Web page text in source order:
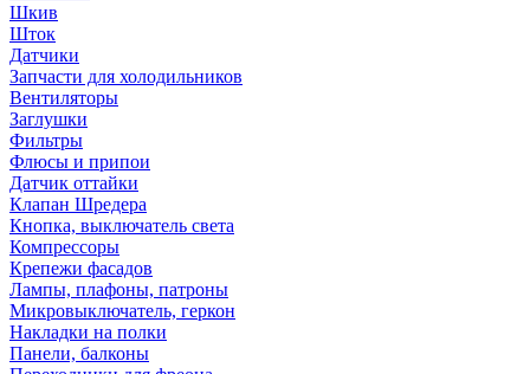
Шкив
Шток
Датчики
Запчасти для холодильников
Вентиляторы
Заглушки
Фильтры
Флюсы и припои
Датчик оттайки
Клапан Шредера
Кнопка, выключатель света
Компрессоры
Крепежи фасадов
Лампы, плафоны, патроны
Микровыключатель, геркон
Накладки на полки
Панели, балконы